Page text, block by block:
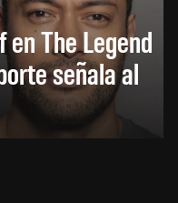
en The Legend
señala al